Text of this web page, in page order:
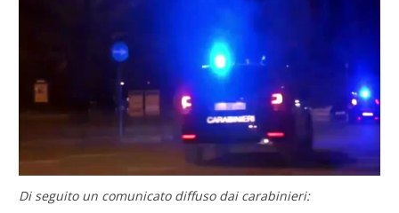
Di seguito un comunicato diffuso dai carabinieri: